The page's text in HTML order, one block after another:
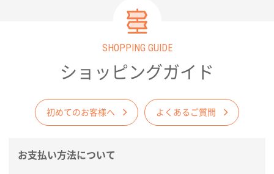
SHOPPING GUIDE
ショッピングガイド
初めてのお客様へ よくあるご質問
お支払い方法について